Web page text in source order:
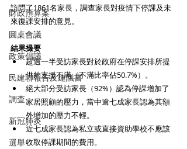
財政預算案
圓桌會議
政策倡議
民建聯報告及建議書
調查
新冠肺炎
選舉
訪問了1861名家長，調查家長對疫情下停課及未
來復課安排的意見。
結果撮要
超過一半受訪家長對於政府在停課安排所提
供的支援不滿（不滿比率佔50.7%）。
絕大部分受訪家長（92%）認為停課增加了
家居照顧的壓力，當中逾七成家長認為其額
外增加的壓力不輕。
近七成家長認為私立或直接資助學校不應該
收取停課期間的費用。